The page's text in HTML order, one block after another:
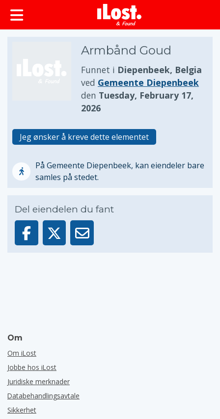
Armbånd Goud
Funnet i Diepenbeek, Belgia
ved Gemeente Diepenbeek
den Tuesday, February 17,
2026
Jeg ønsker å kreve dette elementet
På Gemeente Diepenbeek, kan eiendeler bare
samles på stedet.
Del eiendelen du fant
Om
Om iLost
Jobbe hos iLost
Juridiske merknader
Databehandlingsavtale
Sikkerhet